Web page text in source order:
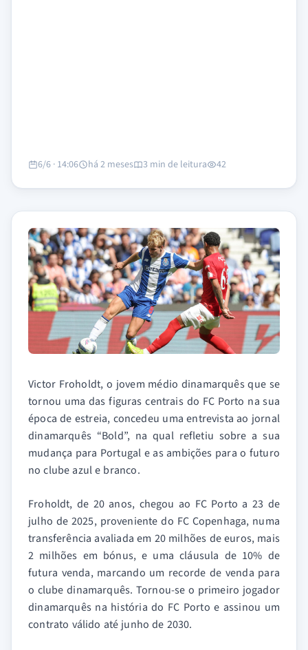
6/6 · 14:06 há 2 meses 3 min de leitura 42
Victor Froholdt, o jovem médio dinamarquês que se
tornou uma das figuras centrais do FC Porto na sua
época de estreia, concedeu uma entrevista ao jornal
dinamarquês “Bold”, na qual refletiu sobre a sua
mudança para Portugal e as ambições para o futuro
no clube azul e branco.
Froholdt, de 20 anos, chegou ao FC Porto a 23 de
julho de 2025, proveniente do FC Copenhaga, numa
transferência avaliada em 20 milhões de euros, mais
2 milhões em bónus, e uma cláusula de 10% de
futura venda, marcando um recorde de venda para
o clube dinamarquês. Tornou-se o primeiro jogador
dinamarquês na história do FC Porto e assinou um
contrato válido até junho de 2030.